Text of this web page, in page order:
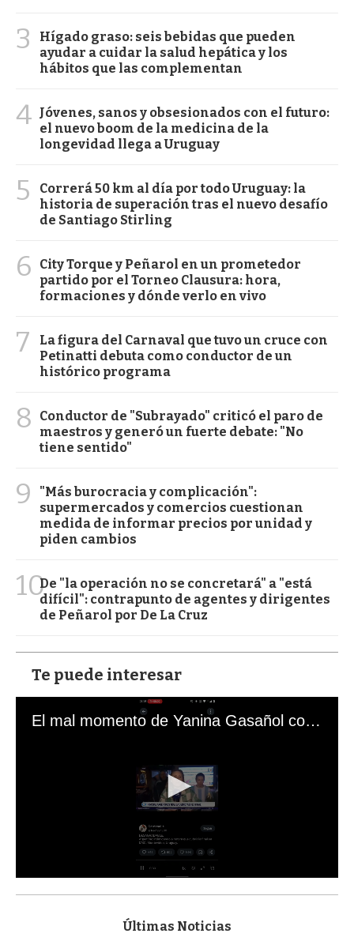
3
Hígado graso: seis bebidas que pueden
ayudar a cuidar la salud hepática y los
hábitos que las complementan
4 Jóvenes, sanos y obsesionados con el futuro:
el nuevo boom de la medicina de la
longevidad llega a Uruguay
5
Correrá 50 km al día por todo Uruguay: la
historia de superación tras el nuevo desafío
de Santiago Stirling
6
City Torque y Peñarol en un prometedor
partido por el Torneo Clausura: hora,
formaciones y dónde verlo en vivo
7
La figura del Carnaval que tuvo un cruce con
Petinatti debuta como conductor de un
histórico programa
8
Conductor de "Subrayado" criticó el paro de
maestros y generó un fuerte debate: "No
tiene sentido"
9
"Más burocracia y complicación":
supermercados y comercios cuestionan
medida de informar precios por unidad y
piden cambios
10De "la operación no se concretará" a "está
difícil": contrapunto de agentes y dirigentes
de Peñarol por De La Cruz
Te puede interesar
El mal momento de Yanina Gasañol con un hincha argentino en "Subrayado"
s
Últimas Noticias